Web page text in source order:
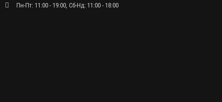
Пн-Пт: 11:00 - 19:00, Сб-Нд: 11:00 - 18:00